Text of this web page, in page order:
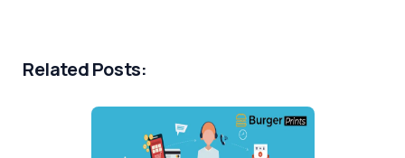
Related Posts: